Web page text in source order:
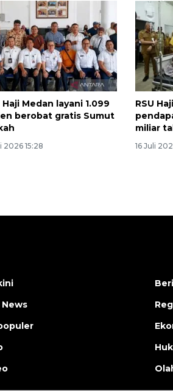
Haji Medan layani 1.099
berobat gratis Sumut
2026 15:28
RSU
miliar
16 Juli